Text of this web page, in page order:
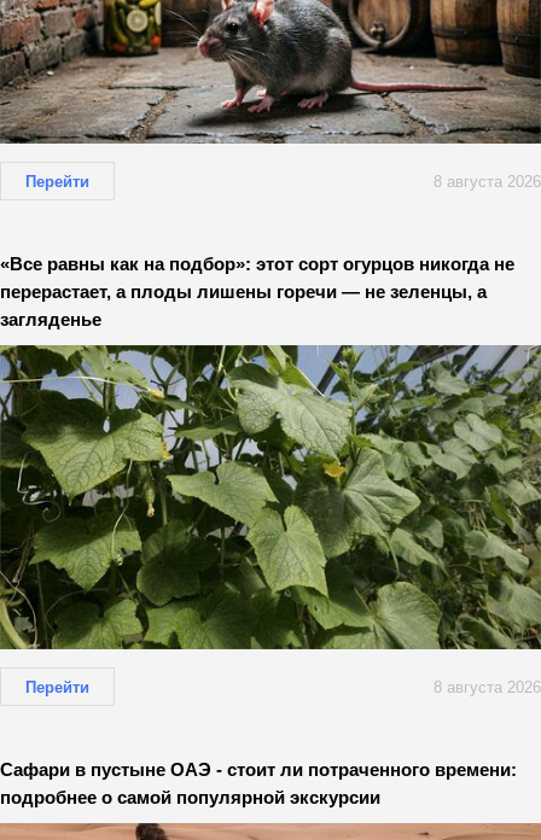
Перейти 8 августа 2026
«Все равны как на подбор»: этот сорт огурцов никогда не
перерастает, а плоды лишены горечи — не зеленцы, а
загляденье
Перейти 8 августа 2026
Сафари в пустыне ОАЭ - стоит ли потраченного времени:
подробнее о самой популярной экскурсии